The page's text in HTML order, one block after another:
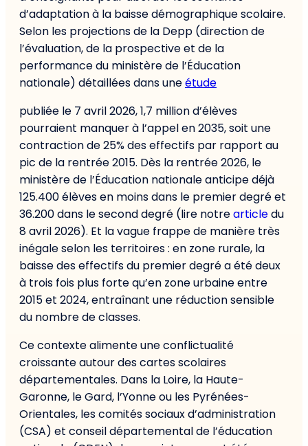
d’adaptation à la baisse démographique scolaire.
Selon les projections de la Depp (direction de
l’évaluation, de la prospective et de la
performance du ministère de l’Éducation
nationale) détaillées dans uneétude
publiée le 7 avril 2026, 1,7 million d’élèves
pourraient manquer à l’appel en 2035, soit une
contraction de 25% des effectifs par rapport au
pic de la rentrée 2015. Dès la rentrée 2026, le
ministère de l’Éducation nationale anticipe déjà
125.400 élèves en moins dans le premier degré et
36.200 dans le second degré (lire notrearticledu
8 avril 2026). Et la vague frappe de manière très
inégale selon les territoires : en zone rurale, la
baisse des effectifs du premier degré a été deux
à trois fois plus forte qu’en zone urbaine entre
2015 et 2024, entraînant une réduction sensible
du nombre de classes.
Ce contexte alimente une conflictualité
croissante autour des cartes scolaires
départementales. Dans la Loire, la Haute-
Garonne, le Gard, l’Yonne ou les Pyrénées-
Orientales, les comités sociaux d’administration
(CSA) et conseil départemental de l’éducation